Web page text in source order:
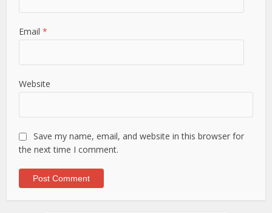
Email*
Website
Save my name, email, and website in this browser for
the next time I comment.